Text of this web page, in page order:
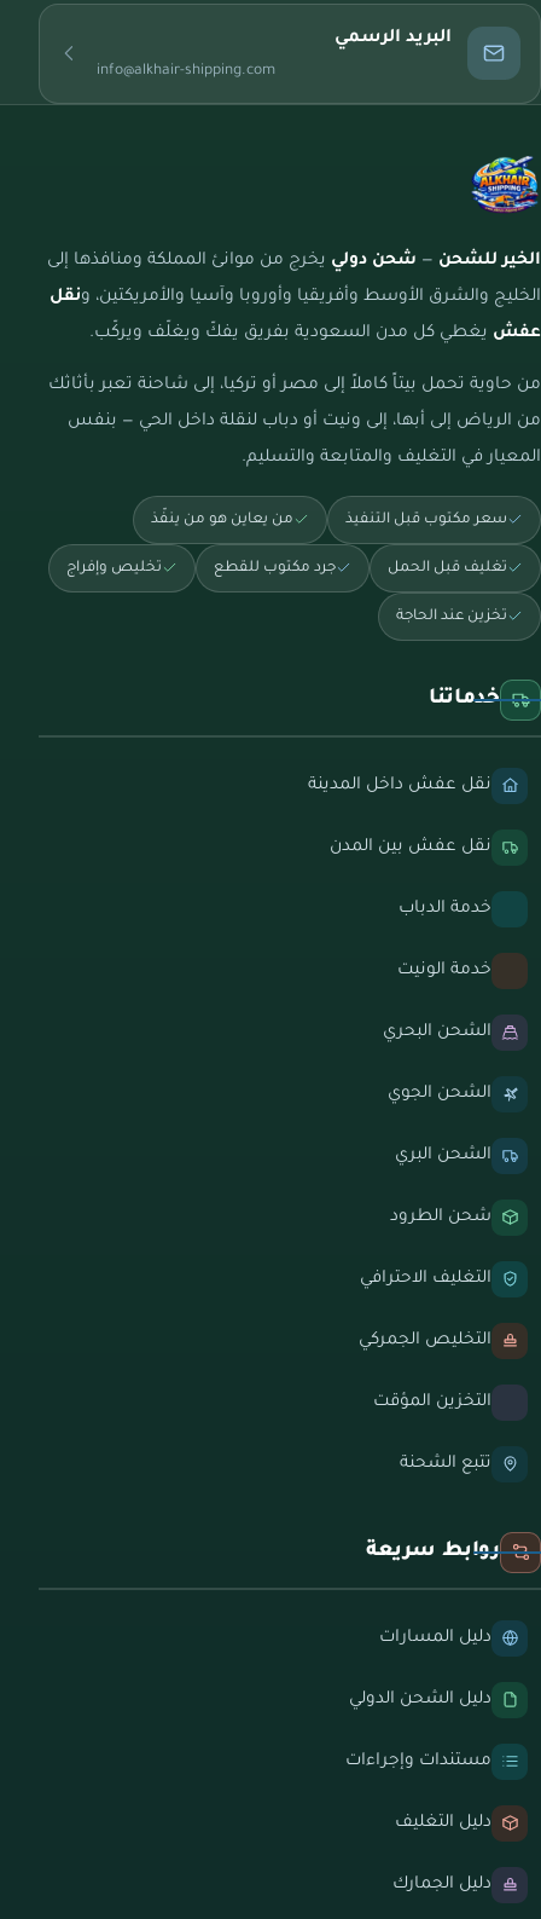
البريد الرسمي
info@alkhair-shipping.com
الخير للشحن — شحن دولي يخرج من موانئ المملكة ومنافذها إلى
الخليج والشرق الأوسط وأفريقيا وأوروبا وآسيا والأمريكتين، ونقل
عفش يغطي كل مدن السعودية بفريق يفكّ ويغلّف ويركّب.
من حاوية تحمل بيتاً كاملاً إلى مصر أو تركيا، إلى شاحنة تعبر بأثاثك
من الرياض إلى أبها، إلى ونيت أو دباب لنقلة داخل الحي — بنفس
المعيار في التغليف والمتابعة والتسليم.
سعر مكتوب قبل التنفيذ من يعاين هو من ينفّذ
تغليف قبل الحمل جرد مكتوب للقطع تخليص وإفراج
تخزين عند الحاجة
خدماتنا
نقل عفش داخل المدينة
نقل عفش بين المدن
خدمة الدباب
خدمة الونيت
الشحن البحري
الشحن الجوي
الشحن البري
شحن الطرود
التغليف الاحترافي
التخليص الجمركي
التخزين المؤقت
تتبع الشحنة
روابط سريعة
دليل المسارات
دليل الشحن الدولي
مستندات وإجراءات
دليل التغليف
دليل الجمارك